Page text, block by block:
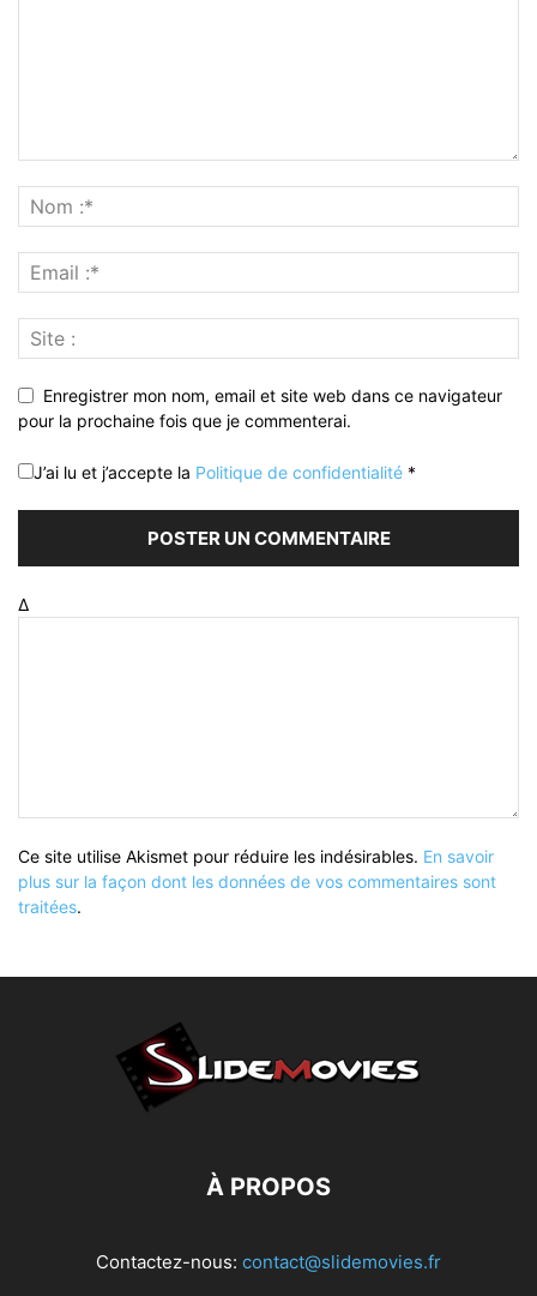
Enregistrer mon nom, email et site web dans ce navigateur
pour la prochaine fois que je commenterai.
J’ai lu et j’accepte la Politique de confidentialité *
Δ
Ce site utilise Akismet pour réduire les indésirables. En savoir
plus sur la façon dont les données de vos commentaires sont
traitées.
À PROPOS
Contactez-nous: contact@slidemovies.fr